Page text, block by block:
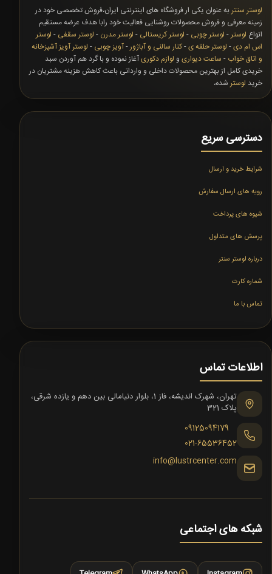
لوستر سنتر به عنوان یکی ار فروشگاه های اینترنتی ایران،فروش تخصصی خود در
زمینه معرفی و فروش محصولات روشنایی فعالیت خود رابا هدف عرضه مستقیم
انواع لوستر - لوستر چوبی - لوستر کریستالی - لوستر مدرن - لوستر سقفی - لوستر
اس ام دی- لوستر حلقه ی-کنار سالنی و آباژور-آویز چوبی - لوستر آویز آشپزخانه
و اتاق خواب - ساعت دیواری و لوازم دکوریآغاز نموده و با گرد هم آوردن سبد
خریدی کامل از بهترین محصولات داخلی و وارداتی باعث کاهش هزینه مشتریان در
خرید لوستر شده،
دسترسی سریع
شرایط خرید و ارسال
رویه های ارسال سفارش
شیوه های پرداخت
پرسش های متداول
درباره لوستر سنتر
شماره کارت
تماس با ما
اطلاعات تماس
تهران، شهرک اندیشه، فاز 1، بلوار دنیامالی بین دهم و یازده شرقی،
پلاک 321
09125094179
021-65536452
info@lustrcenter.com
شبکه های اجتماعی